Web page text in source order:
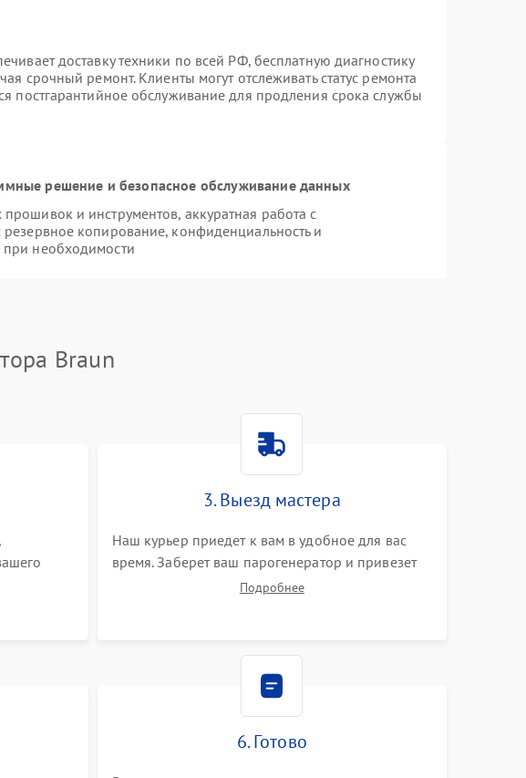
доставку техники по всей РФ, бесплатную диагностику
срочный ремонт. Клиенты могут отслеживать статус ремонта
постгарантийное обслуживание для продления срока службы
решение и безопасное обслуживание данных
и инструментов, аккуратная работа с
копирование, конфиденциальность и
необходимости
Braun
ваши
3. Выезд мастера
Наш курьер приедет к вам в удобное для вас
время. Заберет ваш парогенератор и привезет
на склад для диагностики.
Подробнее
6. Готово